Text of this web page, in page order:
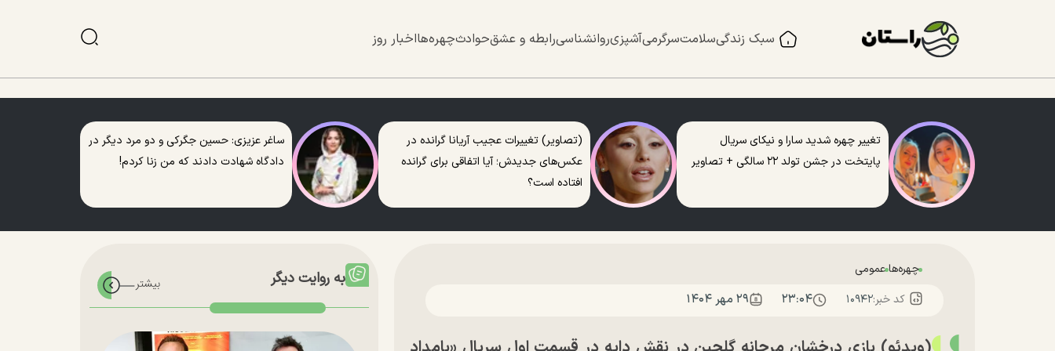
سبک زندگیسلامتسرگرمیآشپزیروانشناسیرابطه و عشقحوادثچهره‌هااخبار روز
تغییر چهره شدید سارا و نیکای سریال
پایتخت در جشن تولد ۲۲ سالگی + تصاویر
(تصاویر) تغییرات عجیب آریانا گرانده در
عکس‌های جدیدش؛ آیا اتفاقی برای گرانده
افتاده است؟
ساغر عزیزی: حسین جگرکی و دو مرد دیگر در
دادگاه شهادت دادند که من زنا کردم!
چهره‌هاعمومی
کد خبر:۱۰۹۴۲ ۲۳:۰۴ ۲۹ مهر ۱۴۰۴
به روایت دیگر